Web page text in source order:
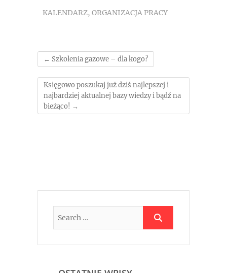
KALENDARZ, ORGANIZACJA PRACY
← Szkolenia gazowe – dla kogo?
Księgowo poszukaj już dziś najlepszej i
najbardziej aktualnej bazy wiedzy i bądź na
bieżąco! →